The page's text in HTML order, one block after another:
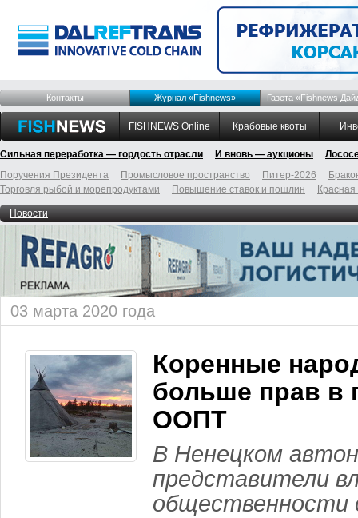
Контакты Журнал «Fishnews» Газета «Fishnews
FISHNEWS Online Крабовые квоты
Сильная переработка — гордость отрасли И вновь — аукционы
Поручения Президента
Промысловое пространство Питер-2026
Торговля рыбой и морепродуктами
Повышение ставок и пошлин
Новости
03 марта 2020 года
Коренные
больше прав в
ООПТ
В Ненецком
представители
общественности